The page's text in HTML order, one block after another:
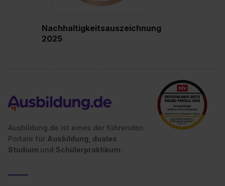
Nachhaltigkeitsauszeichnung
2025
Ausbildung.de ist eines der führenden
Portale für Ausbildung, duales
Studium und Schülerpraktikum.